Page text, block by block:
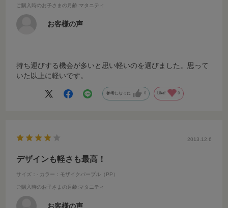
ご購入時のお子さまの月齢:マタニティ
お客様の声
持ち運びする機会が多いと思い軽いのを選びました。思って
いた以上に軽いです。
参考になった 0 Like! 0
2013.12.6
デザインも軽さも最高！
サイズ：- カラー：モザイクパープル（PP）
ご購入時のお子さまの月齢:マタニティ
お客様の声